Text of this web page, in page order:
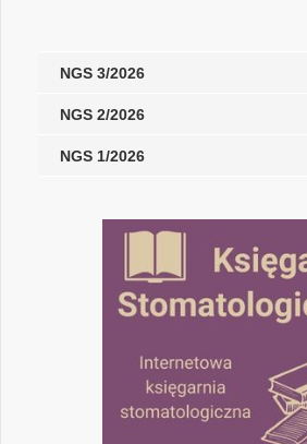
NGS 3/2026
NGS 2/2026
NGS 1/2026